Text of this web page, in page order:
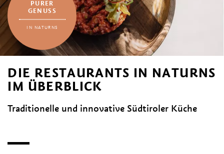
DIE RESTAURANTS IN NATURNS
IM ÜBERBLICK
Traditionelle und innovative Südtiroler Küche
PURER
GENUSS
IN NATURNS